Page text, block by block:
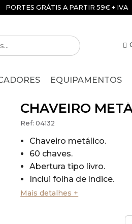
PORTES GRÁTIS A PARTIR 59€ + IVA
EQUIPAMENTOS
CHAVEIRO
Ref:04132
Chaveiro metálico.
60 chaves.
Abertura tipo livro.
Inclui folha de índice.
Inclui porta-chaves /
Mais detalhes +